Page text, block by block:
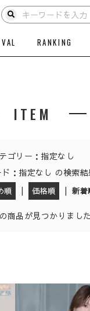
RANKING
ITEM
ゴリー：指定なし
：指定なし の検索結
順 | 価格順 |新着
商品が見つかりました